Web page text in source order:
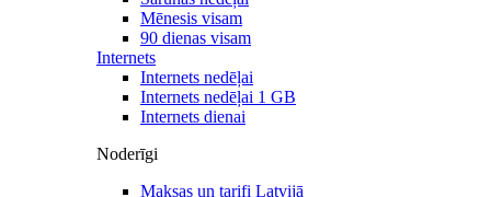
Mēnesis visam
90 dienas visam
Internets
Internets nedēļai
Internets nedēļai 1 GB
Internets dienai
Noderīgi
Maksas un tarifi Latvijā